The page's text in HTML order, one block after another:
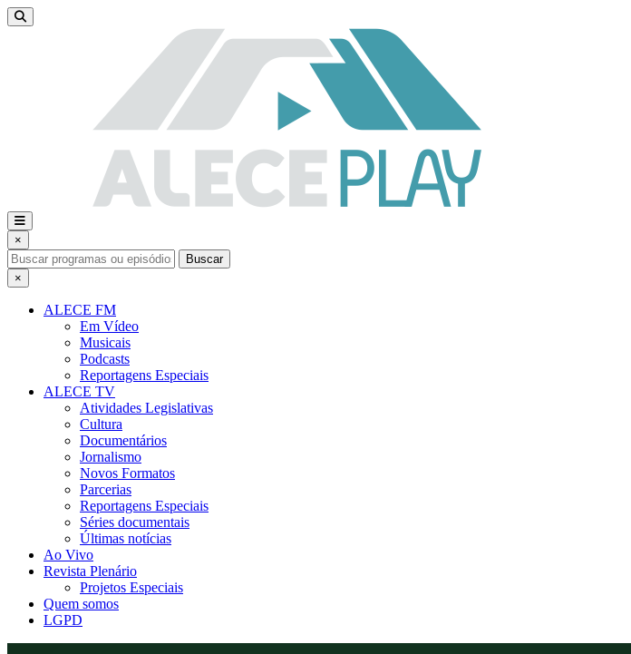
×
Buscar
×
ALECE FM
Em Vídeo
Musicais
Podcasts
Reportagens Especiais
ALECE TV
Atividades Legislativas
Cultura
Documentários
Jornalismo
Novos Formatos
Parcerias
Reportagens Especiais
Séries documentais
Últimas notícias
Ao Vivo
Revista Plenário
Projetos Especiais
Quem somos
LGPD